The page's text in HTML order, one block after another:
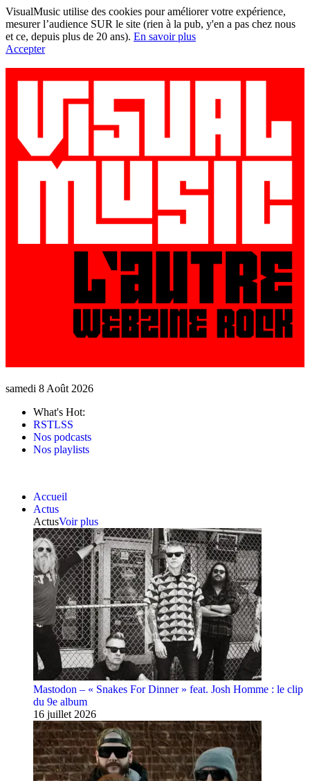
VisualMusic utilise des cookies pour améliorer votre expérience,
mesurer l’audience SUR le site (rien à la pub, y'en a pas chez nous
et ce, depuis plus de 20 ans). En savoir plus
Accepter
samedi 8 Août 2026
What's Hot:
RSTLSS
Nos podcasts
Nos playlists
Accueil
Actus
ActusVoir plus
Mastodon – « Snakes For Dinner » feat. Josh Homme : le clip
du 9e album
16 juillet 2026